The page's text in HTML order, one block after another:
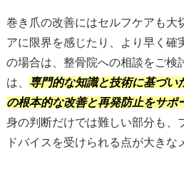
巻き爪の改善にはセルフケアも大
アに限界を感じたり、より早く確
の場合は、整骨院への相談をご検
は、 専門的な知識と技術に基づい
の根本的な改善と再発防止をサポ
身の判断だけでは難しい部分も、
ドバイスを受けられる点が大きな